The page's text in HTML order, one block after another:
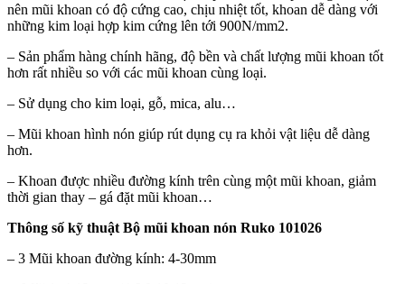
nên mũi khoan có độ cứng cao, chịu nhiệt tốt, khoan dễ dàng với
những kim loại hợp kim cứng lên tới 900N/mm2.
– Sản phẩm hàng chính hãng, độ bền và chất lượng mũi khoan tốt
hơn rất nhiều so với các mũi khoan cùng loại.
– Sử dụng cho kim loại, gỗ, mica, alu…
– Mũi khoan hình nón giúp rút dụng cụ ra khỏi vật liệu dễ dàng
hơn.
– Khoan được nhiều đường kính trên cùng một mũi khoan, giảm
thời gian thay – gá đặt mũi khoan…
Thông số kỹ thuật Bộ mũi khoan nón Ruko 101026
– 3 Mũi khoan đường kính: 4-30mm